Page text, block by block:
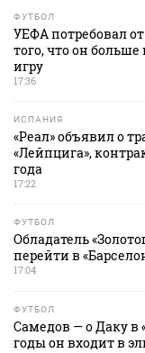
ФУТБОЛ
УЕФА потребовал
того, что он больше
игру
17:36
ИСПАНИЯ
«Реал» объявил о
«Лейпцига»,
года
17:22
ФУТБОЛ
Обладатель
перейти в
17:04
ФУТБОЛ
Самедов — о Даку в
годы он входит в